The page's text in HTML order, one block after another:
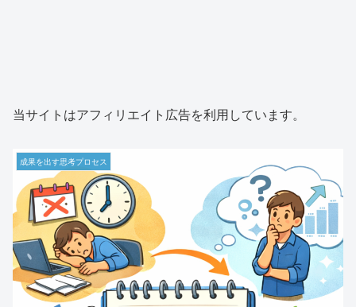
当サイトはアフィリエイト広告を利用しています。
成果を出す思考プロセス